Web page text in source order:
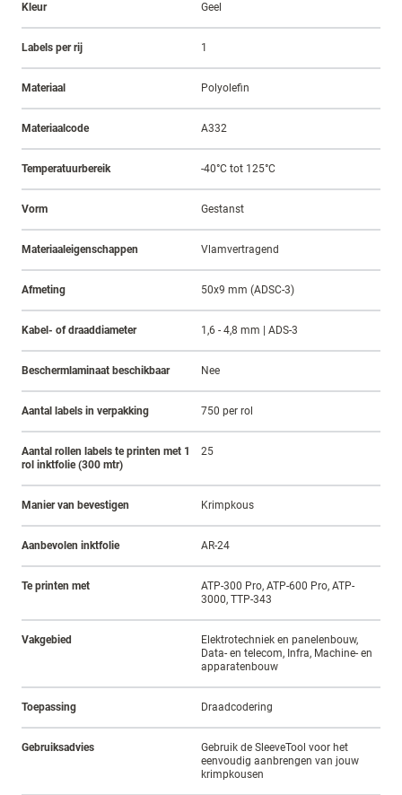
Kleur Geel
Labels per rij 1
Materiaal Polyolefin
Materiaalcode A332
Temperatuurbereik -40°C tot 125°C
Vorm Gestanst
Materiaaleigenschappen Vlamvertragend
Afmeting 50x9 mm (ADSC-3)
Kabel- of draaddiameter 1,6 - 4,8 mm | ADS-3
Beschermlaminaat beschikbaar Nee
Aantal labels in verpakking 750 per rol
Aantal rollen labels te printen met 1
rol inktfolie (300 mtr)
25
Manier van bevestigen Krimpkous
Aanbevolen inktfolie AR-24
Te printen met
ATP-300 Pro, ATP-600 Pro, ATP-
3000, TTP-343
Vakgebied
Elektrotechniek en panelenbouw,
Data- en telecom, Infra, Machine- en
apparatenbouw
Toepassing Draadcodering
Gebruiksadvies
Gebruik de SleeveTool voor het
eenvoudig aanbrengen van jouw
krimpkousen